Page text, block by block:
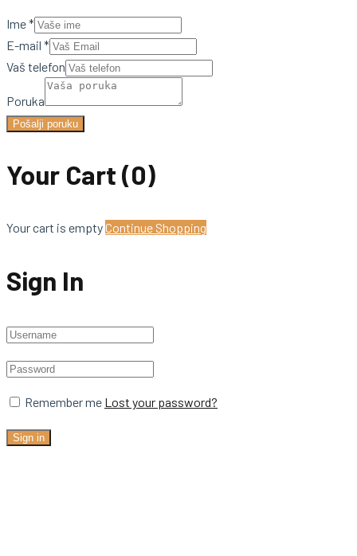
Ime*
E-mail *
Vaš telefon
Poruka
Pošalji poruku
Your Cart (0)
Your cart is emptyContinue Shopping
Sign In
Remember me Lost your password?
Sign in